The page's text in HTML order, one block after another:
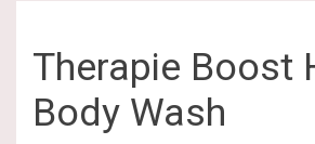
Therapie Boost
Body Wash